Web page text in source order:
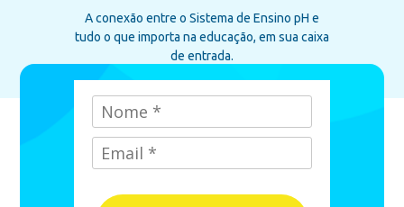
A conexão entre o Sistema de Ensino pH e
tudo o que importa na educação, em sua caixa
de entrada.